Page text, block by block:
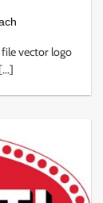
vector logo